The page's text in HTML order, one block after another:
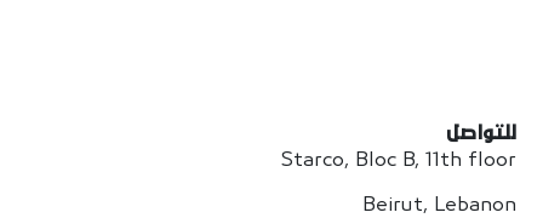
للتواصل
Starco, Bloc B, 11th floor
Beirut, Lebanon